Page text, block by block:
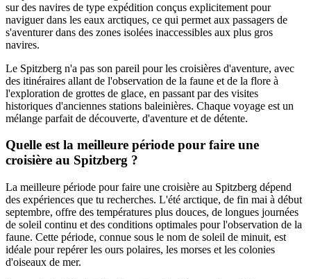
sur des navires de type expédition conçus explicitement pour
naviguer dans les eaux arctiques, ce qui permet aux passagers de
s'aventurer dans des zones isolées inaccessibles aux plus gros
navires.
Le Spitzberg n'a pas son pareil pour les croisières d'aventure, avec
des itinéraires allant de l'observation de la faune et de la flore à
l'exploration de grottes de glace, en passant par des visites
historiques d'anciennes stations baleinières. Chaque voyage est un
mélange parfait de découverte, d'aventure et de détente.
Quelle est la meilleure période pour faire une
croisière au Spitzberg ?
La meilleure période pour faire une croisière au Spitzberg dépend
des expériences que tu recherches. L'été arctique, de fin mai à début
septembre, offre des températures plus douces, de longues journées
de soleil continu et des conditions optimales pour l'observation de la
faune. Cette période, connue sous le nom de soleil de minuit, est
idéale pour repérer les ours polaires, les morses et les colonies
d'oiseaux de mer.